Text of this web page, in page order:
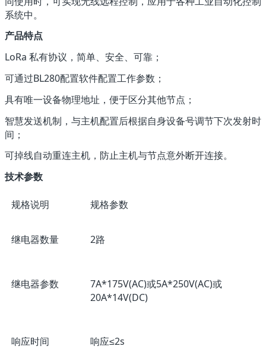
系统中。
产品特点
LoRa 私有协议，简单、安全、可靠；
可通过BL280配置软件配置工作参数；
具有唯一设备物理地址，便于区分其他节点；
智慧发送机制，与主机配置后根据自身设备号调节下次发射时
间；
可掉线自动重连主机，防止主机与节点意外断开连接。
技术参数
规格说明 规格参数
继电器数量 2路
继电器参数
7A*175V(AC)或5A*250V(AC)或
20A*14V(DC)
响应时间 响应≤2s